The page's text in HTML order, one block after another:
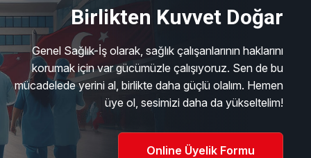
Birlikten Kuvvet Doğar
Genel Sağlık-İş olarak, sağlık çalışanlarının haklarını
korumak için var gücümüzle çalışıyoruz. Sen de bu
mücadelede yerini al, birlikte daha güçlü olalım. Hemen
üye ol, sesimizi daha da yükseltelim!
Online Üyelik Formu